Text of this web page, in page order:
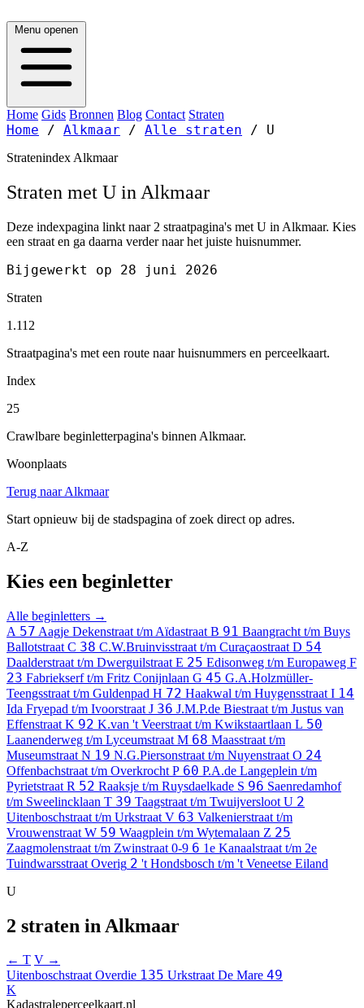
Menu openen
Home Gids Bronnen Blog Contact Straten
Home / Alkmaar / Alle straten / U
Stratenindex Alkmaar
Straten met U in Alkmaar
Deze indexpagina linkt naar 2 straatpagina's met U in Alkmaar. Kies
een straat en ga daarna verder naar het juiste huisnummer.
Bijgewerkt op 28 juni 2026
Straten
1.112
Straatpagina's met een route naar huisnummers en perceelkaart.
Index
25
Crawlbare beginletterpagina's binnen Alkmaar.
Woonplaats
Terug naar Alkmaar
Start opnieuw bij de stadspagina of zoek direct op adres.
A-Z
Kies een beginletter
Alle beginletters →
A 57 Aagje Dekenstraat t/m Aïdastraat B 91 Baangracht t/m Buys
Ballotstraat C 38 C.W.Bruinvisstraat t/m Curaçaostraat D 54
Daalderstraat t/m Dwerguilstraat E 25 Edisonweg t/m Europaweg F
23 Fabriekserf t/m Fritz Conijnlaan G 45 G.A.Holzmüller-
Teengsstraat t/m Guldenpad H 72 Haakwal t/m Huygensstraat I 14
Ida Fryepad t/m Ivoorstraat J 36 J.M.P.de Biestraat t/m Justus van
Effenstraat K 92 K.van 't Veerstraat t/m Kwikstaartlaan L 50
Laanenderweg t/m Lyceumstraat M 68 Maasstraat t/m
Museumstraat N 19 N.G.Piersonstraat t/m Nuyenstraat O 24
Offenbachstraat t/m Overkrocht P 60 P.A.de Langeplein t/m
Pyrietstraat R 52 Raaksje t/m Ruysdaelkade S 96 Saenredamhof
t/m Sweelincklaan T 39 Taagstraat t/m Twuijversloot U 2
Uitenboschstraat t/m Urkstraat V 63 Valkenierstraat t/m
Vrouwenstraat W 59 Waagplein t/m Wytemalaan Z 25
Zaagmolenstraat t/m Zwinstraat 0-9 6 1e Kanaalstraat t/m 2e
Tuindwarsstraat Overig 2 't Hondsbosch t/m 't Veneetse Eiland
U
2 straten in Alkmaar
← T V →
Uitenboschstraat Overdie 135 Urkstraat De Mare 49
K
Kadastraleperceelkaart.nl